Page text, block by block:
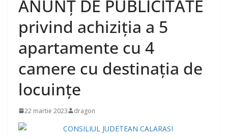
ANUNȚ DE PUBLICITATE
privind achiziția a 5
apartamente cu 4
camere cu destinația de
locuințe
22 martie 2023 dragon